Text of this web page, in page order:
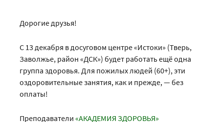
Дорогие друзья!
С 13 декабря в досуговом центре «Истоки» (Тверь,
Заволжье, район «ДСК») будет работать ещё одна
группа здоровья. Для пожилых людей (60+), эти
оздоровительные занятия, как и прежде, — без
оплаты!
Преподаватели «АКАДЕМИЯ ЗДОРОВЬЯ»